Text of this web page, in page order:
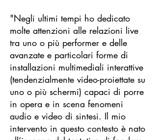
"Negli ultimi tempi ho dedicato
molte attenzioni alle relazioni live
tra uno o più performer e delle
avanzate e particolari forme di
installazioni multimediali interattive
(tendenzialmente video-proiettate su
uno o più schermi) capaci di porre
in opera e in scena fenomeni
audio e video di sintesi. Il mio
intervento in questo contesto è nato